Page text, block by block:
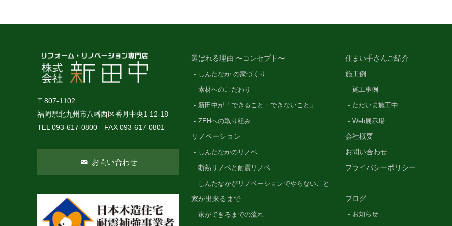
〒807-1102
福岡県北九州市八幡西区香月中央1-12-18
TEL 093-617-0800 FAX 093-617-0801
お問い合わせ
選ばれる理由 〜コンセプト〜
しんたなか の家づくり
素材へのこだわり
新田中が「できること・できないこと」
ZEHへの取り組み
リノベーション
しんたなかのリノベ
断熱リノベと耐震リノベ
しんたなかがリノベーションでやらないこと
家が出来るまで
家ができるまでの流れ
住まい手さんご紹介
施工例
施工事例
ただいま施工中
Web展示場
会社概要
お問い合わせ
プライバシーポリシー
ブログ
お知らせ